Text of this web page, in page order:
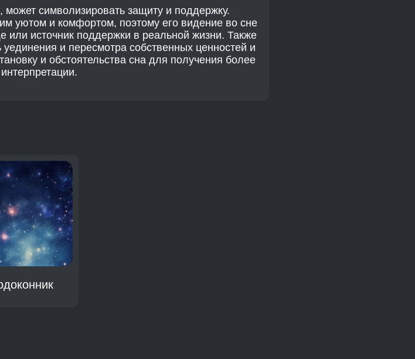
может символизировать защиту и поддержку.
уютом и комфортом, поэтому его видение во сне
или источник поддержки в реальной жизни. Также
и пересмотра собственных ценностей и
и обстоятельства сна для получения более